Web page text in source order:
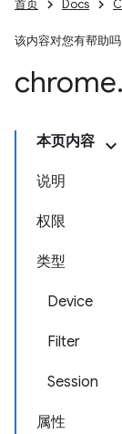
首页 Docs
该内容对您有帮助吗
chrome.
本页内容
说明
权限
类型
Device
Filter
Session
属性